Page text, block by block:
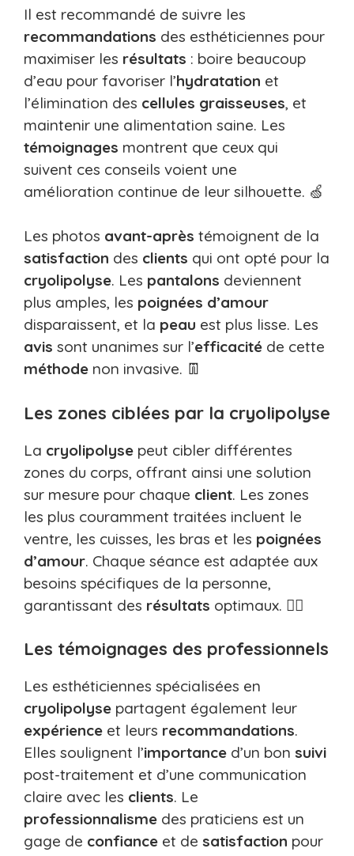
Il est recommandé de suivre les
recommandations des esthéticiennes pour
maximiser les résultats : boire beaucoup
d’eau pour favoriser l’hydratation et
l’élimination des cellules graisseuses, et
maintenir une alimentation saine. Les
témoignages montrent que ceux qui
suivent ces conseils voient une
amélioration continue de leur silhouette. 🍏
Les photos avant-après témoignent de la
satisfaction des clients qui ont opté pour la
cryolipolyse. Les pantalons deviennent
plus amples, les poignées d’amour
disparaissent, et la peau est plus lisse. Les
avis sont unanimes sur l’efficacité de cette
méthode non invasive. 👖
Les zones ciblées par la cryolipolyse
La cryolipolyse peut cibler différentes
zones du corps, offrant ainsi une solution
sur mesure pour chaque client. Les zones
les plus couramment traitées incluent le
ventre, les cuisses, les bras et les poignées
d’amour. Chaque séance est adaptée aux
besoins spécifiques de la personne,
garantissant des résultats optimaux. 🏋️‍♀️
Les témoignages des professionnels
Les esthéticiennes spécialisées en
cryolipolyse partagent également leur
expérience et leurs recommandations.
Elles soulignent l’importance d’un bon suivi
post-traitement et d’une communication
claire avec les clients. Le
professionnalisme des praticiens est un
gage de confiance et de satisfaction pour